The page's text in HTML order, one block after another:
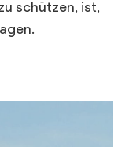
schützen, ist,